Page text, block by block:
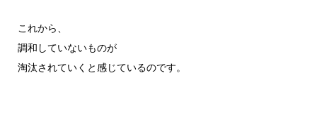
これから、
調和していないものが
淘汰されていくと感じているのです。